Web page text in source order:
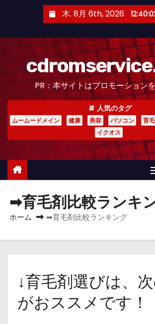
木. 8月 6th, 2026
PR：本サイトはプロモーション
人気のタグ
ムームードメイン 健康 美容 パソコン 育
イクオス
➡育毛剤比較ランキ
ホーム ➡育毛剤比較ランキング
↓育毛剤選びは、
がおススメです！